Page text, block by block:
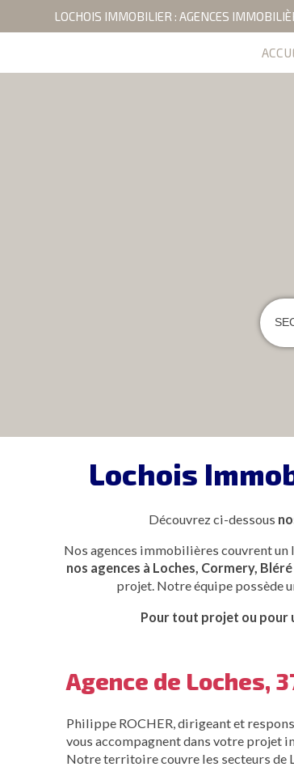
LOCHOIS IMMOBILIER : AGENCES
Lochois
Découvrez ci-dessous
Nos agences immobilières couvrent
nos agences à Loches, Cormery,
projet. Notre équipe possède
Pour tout projet ou pour
Agence de Loches,
Philippe ROCHER, dirigeant et
vous accompagnent dans votre projet
Notre territoire couvre les secteurs de